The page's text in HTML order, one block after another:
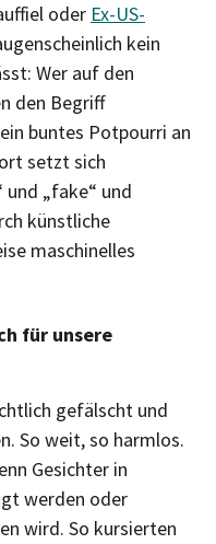
oder Ex-US-
kein
Wer auf den
den Begriff
buntes Potpourri an
setzt sich
und „fake“ und
künstliche
maschinelles
für unsere
gefälscht und
So weit, so harmlos.
Gesichter in
werden oder
wird. So kursierten